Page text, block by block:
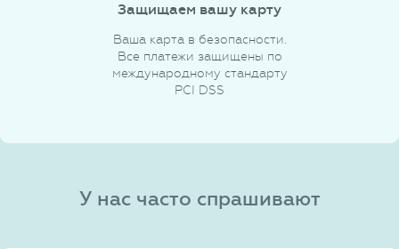
Защищаем вашу карту
Ваша карта в безопасности.
Все платежи защищены по
международному стандарту
PCI DSS
У нас часто спрашивают